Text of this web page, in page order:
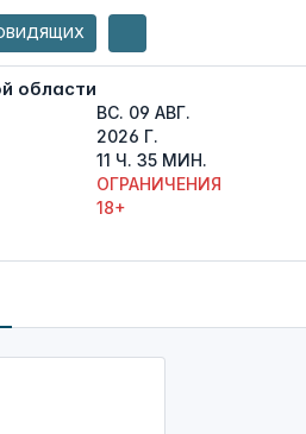
ВС. 09 АВГ.
2026 Г.
11 Ч. 35 МИН.
ОГРАНИЧЕНИЯ
18+